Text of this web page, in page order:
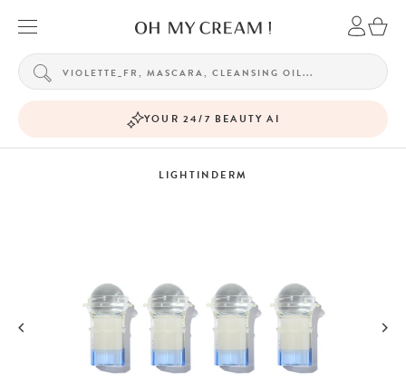
YOUR 24/7 BEAUTY AI
LIGHTINDERM